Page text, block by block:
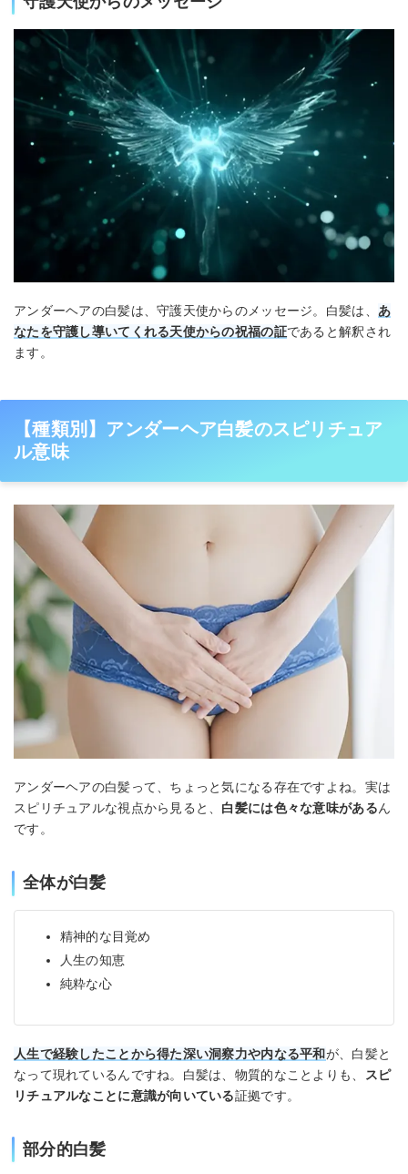
アンダーヘアの白髪は、守護天使からのメッセージ。白髪は、 あ
なたを守護し導いてくれる天使からの祝福の証であると解釈され
ます。
【種類別】アンダーヘア白髪のスピリチュア
ル意味
アンダーヘアの白髪って、ちょっと気になる存在ですよね。実は
スピリチュアルな視点から見ると、 白髪には色々な意味があるん
です。
全体が白髪
精神的な目覚め
人生の知恵
純粋な心
人生で経験したことから得た深い洞察力や内なる平和が、白髪と
なって現れているんですね。白髪は、物質的なことよりも、
スピ
リチュアルなことに意識が向いている証拠です。
部分的白髪